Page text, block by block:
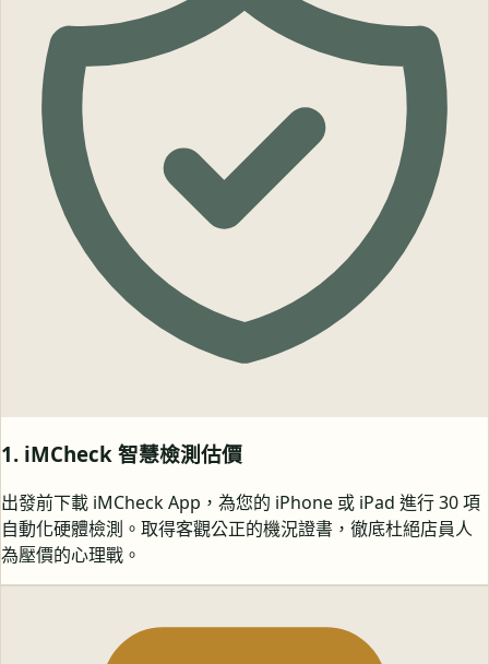
1. iMCheck 智慧檢測估價
出發前下載 iMCheck App，為您的 iPhone 或 iPad 進行 30 項
自動化硬體檢測。取得客觀公正的機況證書，徹底杜絕店員人
為壓價的心理戰。